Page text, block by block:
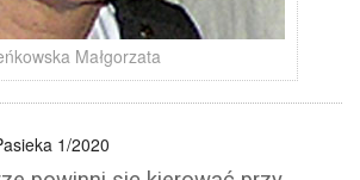
Małgorzata
1/2020